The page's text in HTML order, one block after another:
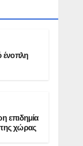
ένοπλη
επιδημία
χώρας